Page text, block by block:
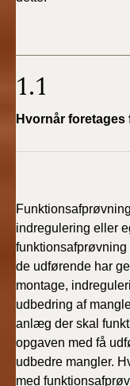
1.1
Hvornår
indregulering eller
de udførende har
montage,
udbedring af
anlæg der skal
opgaven med få
udbedre mangler.
med